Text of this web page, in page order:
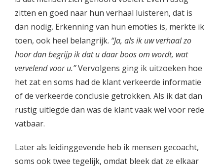
zitten en goed naar hun verhaal luisteren, dat is
dan nodig. Erkenning van hun emoties is, merkte ik
toen, ook heel belangrijk. “Ja, als ik uw verhaal zo
hoor dan begrijp ik dat u daar boos om wordt, wat
vervelend voor u.”Vervolgens ging ik uitzoeken hoe
het zat en soms had de klant verkeerde informatie
of de verkeerde conclusie getrokken. Als ik dat dan
rustig uitlegde dan was de klant vaak wel voor rede
vatbaar.
Later als leidinggevende heb ik mensen gecoacht,
soms ook twee tegelijk, omdat bleek dat ze elkaar